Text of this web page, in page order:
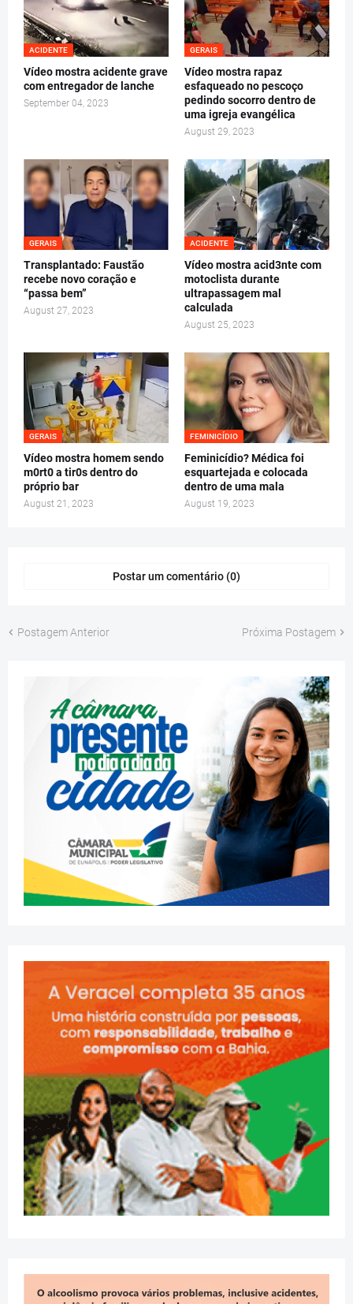
ACIDENTE
Vídeo mostra acidente grave
com entregador de lanche
September 04, 2023
GERAIS
Vídeo mostra rapaz
esfaqueado no pescoço
pedindo socorro dentro de
uma igreja evangélica
August 29, 2023
GERAIS
Transplantado: Faustão
recebe novo coração e
“passa bem”
August 27, 2023
ACIDENTE
Vídeo mostra acid3nte com
motoclista durante
ultrapassagem mal
calculada
August 25, 2023
GERAIS
Vídeo mostra homem sendo
m0rt0 a tir0s dentro do
próprio bar
August 21, 2023
FEMINICÍDIO
Feminicídio? Médica foi
esquartejada e colocada
dentro de uma mala
August 19, 2023
Postar um comentário (0)
Postagem Anterior Próxima Postagem